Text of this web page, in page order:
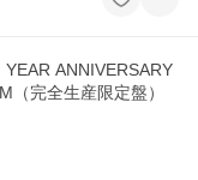
YEAR ANNIVERSARY
（完全生産限定盤）